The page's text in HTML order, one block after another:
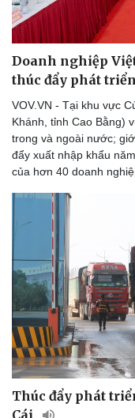
Doanh nghiệp
Doanh nghiệp 24h
Doanh nhân
Vì cộng đồng
Doanh nghiệp
thúc đẩy phát
VOV.VN - Tại khu vực
Khánh, tỉnh Cao Bằng)
trong và ngoài nước;
đẩy xuất nhập khẩu
của hơn 40 doanh
Thúc đẩy phát